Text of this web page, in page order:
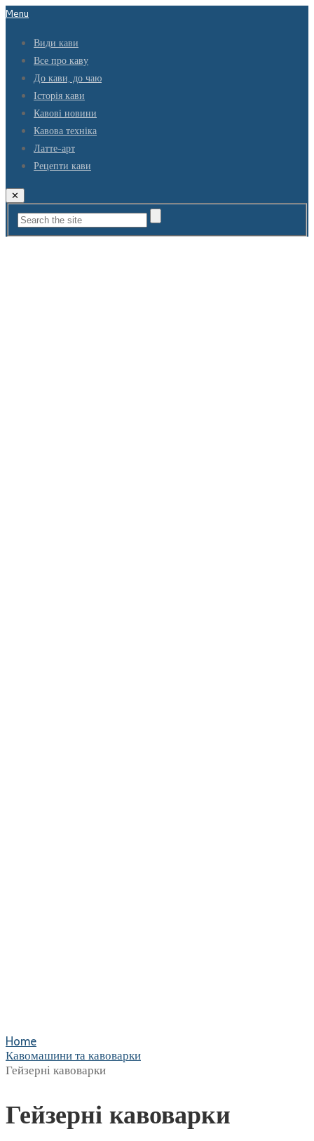
Menu
Види кави
Все про каву
До кави, до чаю
Історія кави
Кавові новини
Кавова техніка
Латте-арт
Рецепти кави
✕
Home
Кавомашини та кавоварки
Гейзерні кавоварки
Гейзерні кавоварки